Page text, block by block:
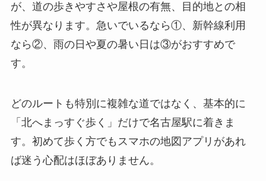
が、道の歩きやすさや屋根の有無、目的地との相
性が異なります。急いでいるなら①、新幹線利用
なら②、雨の日や夏の暑い日は③がおすすめで
す。
どのルートも特別に複雑な道ではなく、基本的に
「北へまっすぐ歩く」だけで名古屋駅に着きま
す。初めて歩く方でもスマホの地図アプリがあれ
ば迷う心配はほぼありません。